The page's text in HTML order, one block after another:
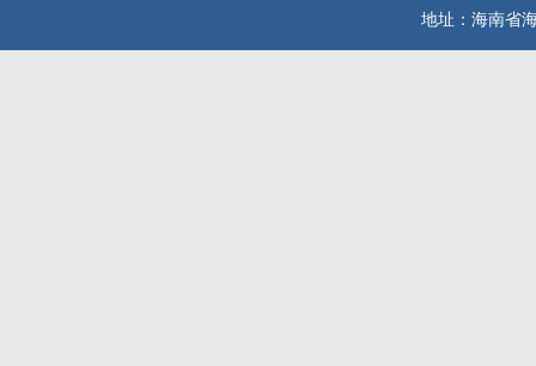
地址：海南省